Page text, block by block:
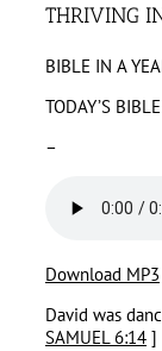
THRIVING
BIBLE IN A
TODAY’S
–
Download MP3
David was
SAMUEL 6:14 ]